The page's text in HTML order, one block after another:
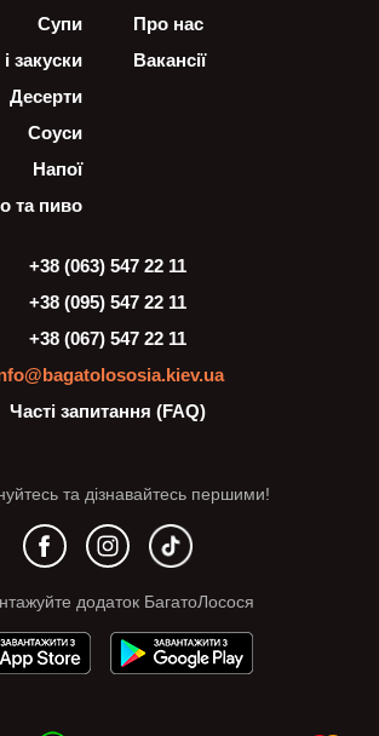
Супи
закуски
Десерти
Соуси
Напої
та пиво
Про нас
Вакансії
+38 (063) 547 22 11
+38 (095) 547 22 11
+38 (067) 547 22 11
Часті запитання (FAQ)
додаток БагатоЛосося
та дізнавайтесь першими!